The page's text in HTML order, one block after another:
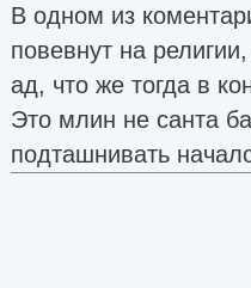
В одном из
повевнут на
ад, что же тогда в
Это млин не санта
подташнивать